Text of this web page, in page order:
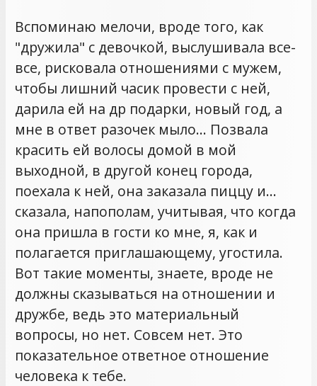
Вспоминаю мелочи, вроде того, как
"дружила" с девочкой, выслушивала все-
все, рисковала отношениями с мужем,
чтобы лишний часик провести с ней,
дарила ей на др подарки, новый год, а
мне в ответ разочек мыло… Позвала
красить ей волосы домой в мой
выходной, в другой конец города,
поехала к ней, она заказала пиццу и…
сказала, напополам, учитывая, что когда
она пришла в гости ко мне, я, как и
полагается приглашающему, угостила.
Вот такие моменты, знаете, вроде не
должны сказываться на отношении и
дружбе, ведь это материальный
вопросы, но нет. Совсем нет. Это
показательное ответное отношение
человека к тебе.